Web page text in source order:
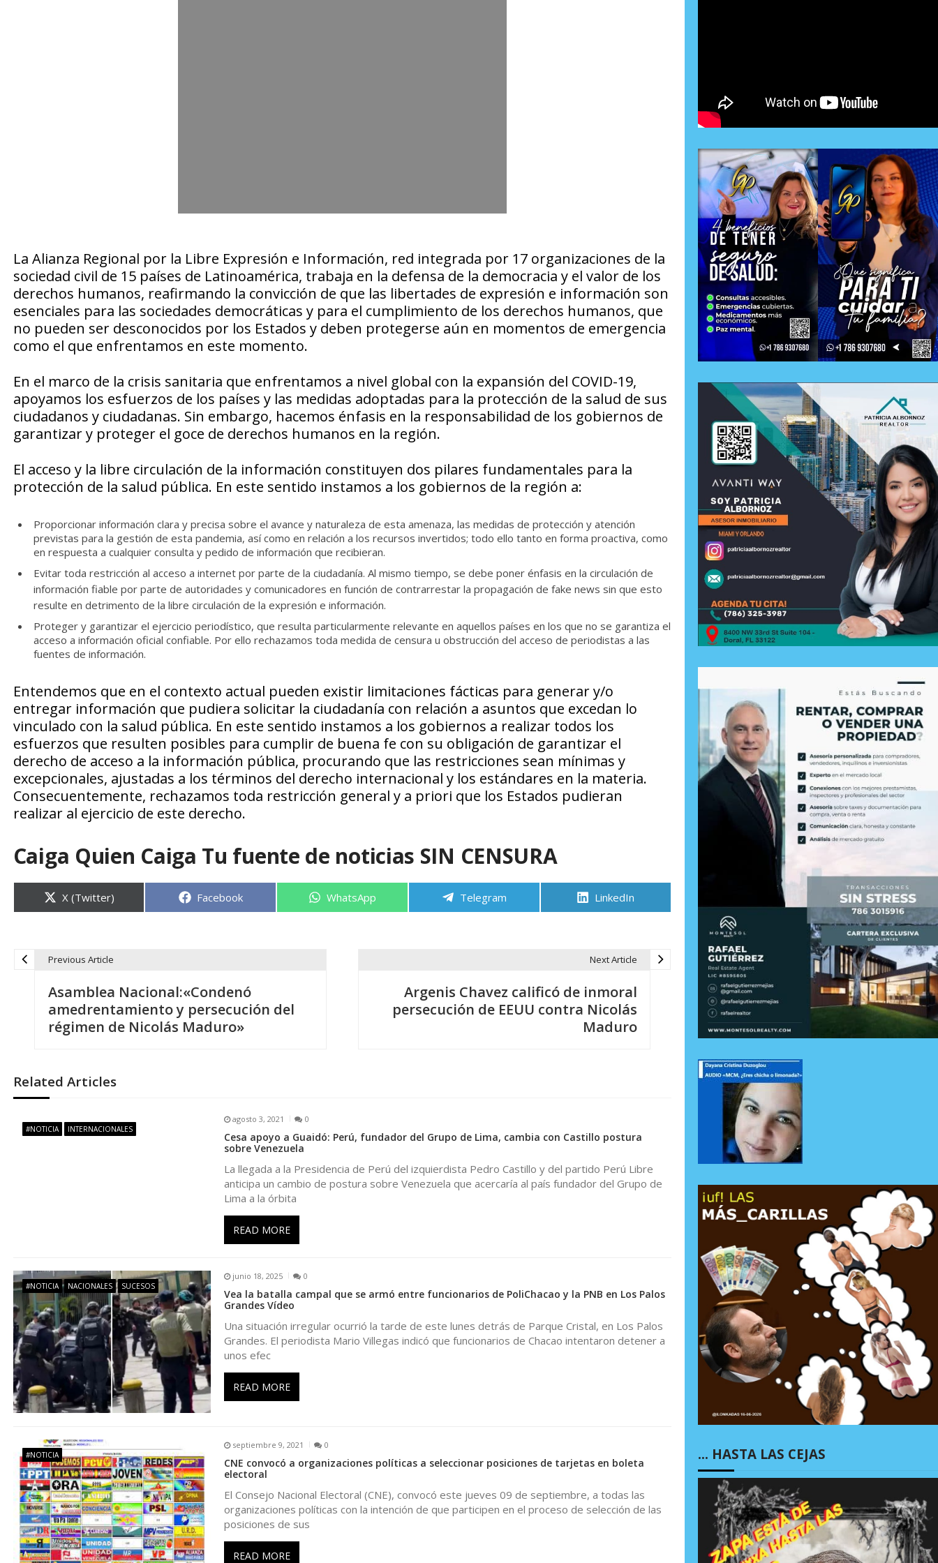
La Alianza Regional por la Libre Expresión e Información, red integrada por 17 organizaciones de la
sociedad civil de 15 países de Latinoamérica, trabaja en la defensa de la democracia y el valor de los
derechos humanos, reafirmando la convicción de que las libertades de expresión e información son
esenciales para las sociedades democráticas y para el cumplimiento de los derechos humanos, que
no pueden ser desconocidos por los Estados y deben protegerse aún en momentos de emergencia
como el que enfrentamos en este momento.
En el marco de la crisis sanitaria que enfrentamos a nivel global con la expansión del COVID-19,
apoyamos los esfuerzos de los países y las medidas adoptadas para la protección de la salud de sus
ciudadanos y ciudadanas. Sin embargo, hacemos énfasis en la responsabilidad de los gobiernos de
garantizar y proteger el goce de derechos humanos en la región.
El acceso y la libre circulación de la información constituyen dos pilares fundamentales para la
protección de la salud pública. En este sentido instamos a los gobiernos de la región a:
Proporcionar información clara y precisa sobre el avance y naturaleza de esta amenaza, las medidas de protección y atención
previstas para la gestión de esta pandemia, así como en relación a los recursos invertidos; todo ello tanto en forma proactiva, como
en respuesta a cualquier consulta y pedido de información que recibieran.
Evitar toda restricción al acceso a internet por parte de la ciudadanía. Al mismo tiempo, se debe poner énfasis en la circulación de
información fiable por parte de autoridades y comunicadores en función de contrarrestar la propagación defake news sin que esto
resulte en detrimento de la libre circulación de la expresión e información.
Proteger y garantizar el ejercicio periodístico, que resulta particularmente relevante en aquellos países en los que no se garantiza el
acceso a información oficial confiable. Por ello rechazamos toda medida de censura u obstrucción del acceso de periodistas a las
fuentes de información.
Entendemos que en el contexto actual pueden existir limitaciones fácticas para generar y/o
entregar información que pudiera solicitar la ciudadanía con relación a asuntos que excedan lo
vinculado con la salud pública. En este sentido instamos a los gobiernos a realizar todos los
esfuerzos que resulten posibles para cumplir de buena fe con su obligación de garantizar el
derecho de acceso a la información pública, procurando que las restricciones sean mínimas y
excepcionales, ajustadas a los términos del derecho internacional y los estándares en la materia.
Consecuentemente, rechazamos toda restricción general y a priori que los Estados pudieran
realizar al ejercicio de este derecho.
Caiga Quien Caiga Tu fuente de noticias SIN CENSURA
Compartir
en
X (Twitter) Compartir
Facebook Compartir
WhatsApp Compartir
Telegram Compartir
LinkedIn
e
g
n
d
e
e
t
r
a
Previous Article
Asamblea Nacional:«Condenó
amedrentamiento y persecución del
régimen de Nicolás Maduro»
Next Article
Argenis Chavez calificó de inmoral
persecución de EEUU contra Nicolás
Maduro
Related Articles
#NOTICIA INTERNACIONALES
agosto 3, 2021 0
Cesa apoyo a Guaidó: Perú, fundador del Grupo de Lima, cambia con Castillo postura
sobre Venezuela
La llegada a la Presidencia de Perú del izquierdista Pedro Castillo y del partido Perú Libre
anticipa un cambio de postura sobre Venezuela que acercaría al país fundador del Grupo de
Lima a la órbita
READ MORE
#NOTICIA NACIONALES SUCESOS
junio 18, 2025 0
Vea la batalla campal que se armó entre funcionarios de PoliChacao y la PNB en Los Palos
Grandes Vídeo
Una situación irregular ocurrió la tarde de este lunes detrás de Parque Cristal, en Los Palos
Grandes. El periodista Mario Villegas indicó que funcionarios de Chacao intentaron detener a
unos efec
READ MORE
#NOTICIA
septiembre 9, 2021 0
CNE convocó a organizaciones políticas a seleccionar posiciones de tarjetas en boleta
electoral
El Consejo Nacional Electoral (CNE), convocó este jueves 09 de septiembre, a todas las
organizaciones políticas con la intención de que participen en el proceso de selección de las
posiciones de sus
READ MORE
… HASTA LAS CEJAS